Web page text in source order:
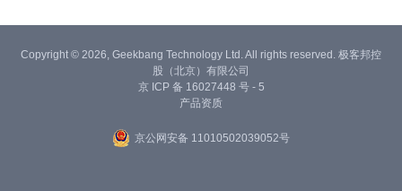
Copyright © 2026, Geekbang Technology Ltd. All rights reserved. 极客邦控
股（北京）有限公司
京 ICP 备 16027448 号 - 5
产品资质
京公网安备 11010502039052号